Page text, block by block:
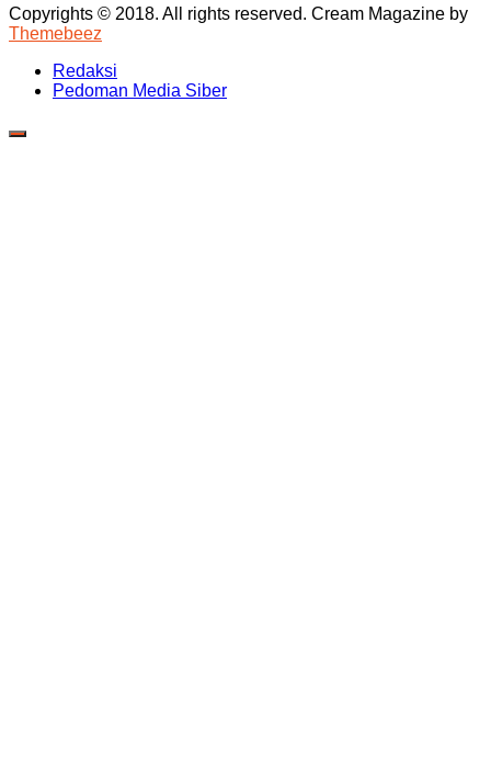
Copyrights © 2018. All rights reserved. Cream Magazine by
Themebeez
Redaksi
Pedoman Media Siber